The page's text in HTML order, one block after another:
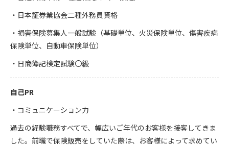
・日本証券業協会二種外務員資格
・損害保険募集人一般試験（基礎単位、火災保険単位、傷害疾病
保険単位、自動車保険単位）
・日商簿記検定試験〇級
自己PR
・コミュニケーション力
過去の経験職務すべてで、幅広いご年代のお客様を接客してきま
した。前職で保険販売をしていた際は、お客様によって求めてい